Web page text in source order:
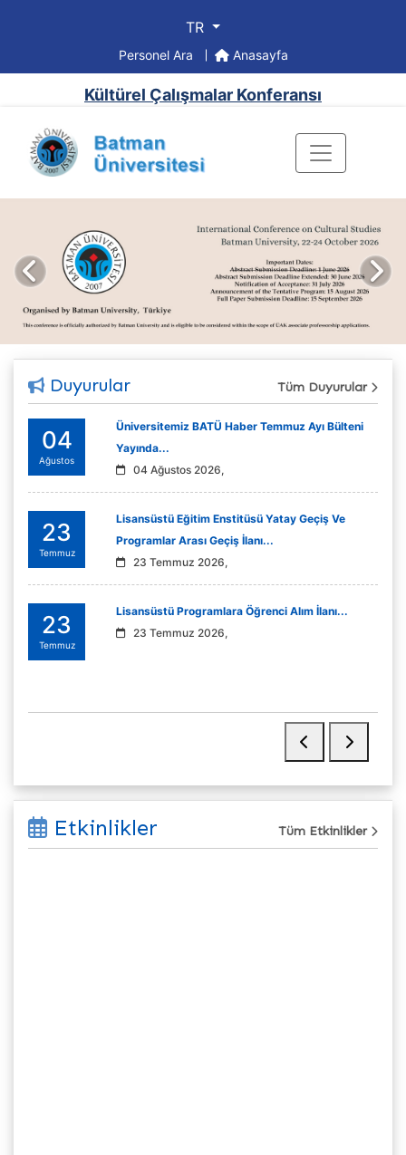
TR
Personel Ara Anasayfa
Kültürel Çalışmalar Konferansı
Önceki
Duyurular Tüm Duyurular
04
Ağustos
Üniversitemiz BATÜ Haber Temmuz Ayı Bülteni
Yayında...
04 Ağustos 2026,
23
Temmuz
Lisansüstü Eğitim Enstitüsü Yatay Geçiş Ve
Programlar Arası Geçiş İlanı...
23 Temmuz 2026,
23
Temmuz
Lisansüstü Programlara Öğrenci Alım İlanı...
23 Temmuz 2026,
Etkinlikler Tüm Etkinlikler